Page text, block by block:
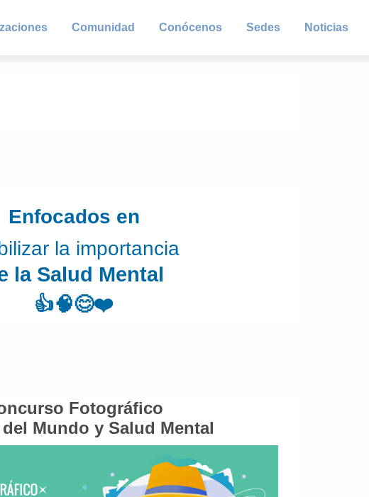
Comunidad Conócenos Sedes Noticias
Enfocados en
la importancia
la Salud Mental
👍🧠😊❤️
Fotográfico
Mundo y Salud Mental